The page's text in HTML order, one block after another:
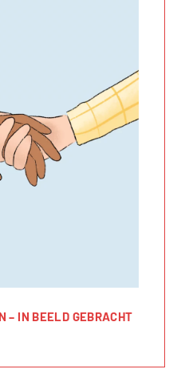
– IN BEELD GEBRACHT